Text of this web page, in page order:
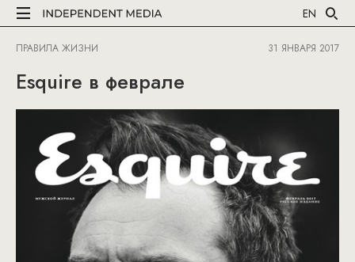
EN
ПРАВИЛА ЖИЗНИ 31 ЯНВАРЯ 2017
Esquire в феврале